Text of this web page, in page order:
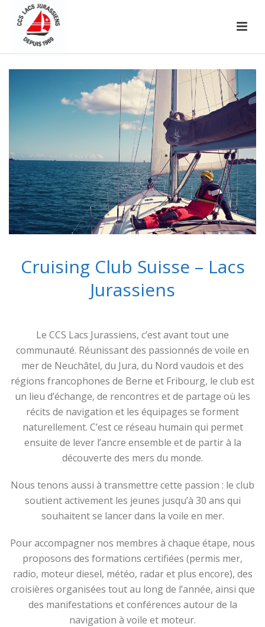
Cruising Club Suisse – Lacs
Jurassiens
Le CCS Lacs Jurassiens, c’est avant tout une
communauté. Réunissant des passionnés de voile en
mer de Neuchâtel, du Jura, du Nord vaudois et des
régions francophones de Berne et Fribourg, le club est
un lieu d’échange, de rencontres et de partage où les
récits de navigation et les équipages se forment
naturellement. C’est ce réseau humain qui permet
ensuite de lever l’ancre ensemble et de partir à la
découverte des mers du monde.
Nous tenons aussi à transmettre cette passion : le club
soutient activement les jeunes jusqu’à 30 ans qui
souhaitent se lancer dans la voile en mer.
Pour accompagner nos membres à chaque étape, nous
proposons des formations certifiées (permis mer,
radio, moteur diesel, météo, radar et plus encore), des
croisières organisées tout au long de l’année, ainsi que
des manifestations et conférences autour de la
navigation à voile et moteur.